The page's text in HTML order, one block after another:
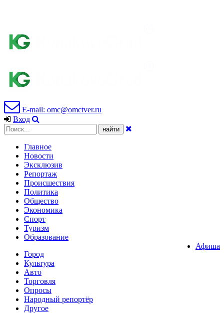
E-mail: omc@omctver.ru
Вход
Главное
Новости
Эксклюзив
Репортаж
Происшествия
Политика
Общество
Экономика
Спорт
Туризм
Образование
Афиша
Город
Культура
Авто
Торговля
Опросы
Народный репортёр
Другое